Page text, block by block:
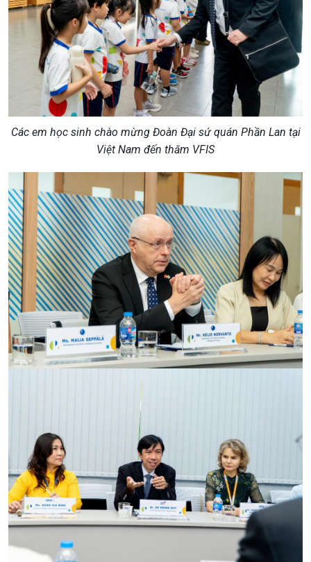
Các em học sinh chào mừng Đoàn Đại sứ quán Phần Lan tại
Việt Nam đến thăm VFIS